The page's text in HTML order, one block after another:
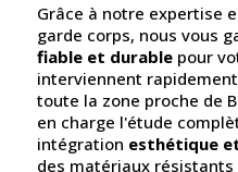
Grâce à notre expertise
garde corps, nous vous
fiable et durablepour
interviennent
toute la zone proche de
en charge l'étude
intégration esthétique
des matériaux